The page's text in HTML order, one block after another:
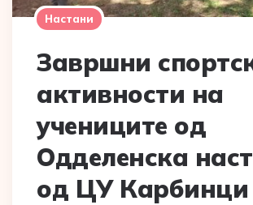
Настани
Завршни
активности на
учениците од
Одделенска
од ЦУ Карбинци